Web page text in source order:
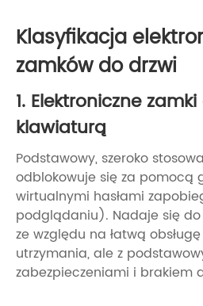
Klasyfikacja
zamków do drzwi
1. Elektroniczne
klawiaturą
Podstawowy, szeroko
odblokowuje się za pomocą
wirtualnymi hasłami
podglądaniu). Nadaje się
ze względu na łatwą
utrzymania, ale z
zabezpieczeniami i brakiem